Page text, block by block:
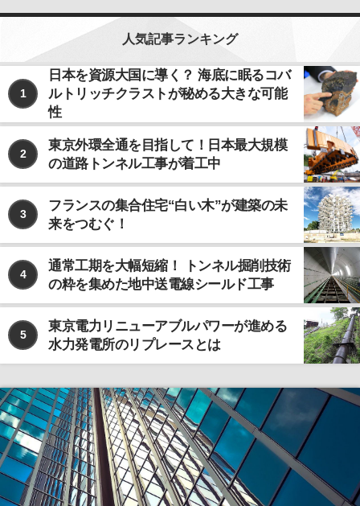
人気記事ランキング
1
日本を資源大国に導く？ 海底に眠るコバ
ルトリッチクラストが秘める大きな可能
性
2
東京外環全通を目指して！日本最大規模
の道路トンネル工事が着工中
3
フランスの集合住宅“白い木”が建築の未
来をつむぐ！
4
通常工期を大幅短縮！ トンネル掘削技術
の粋を集めた地中送電線シールド工事
5
東京電力リニューアブルパワーが進める
水力発電所のリプレースとは